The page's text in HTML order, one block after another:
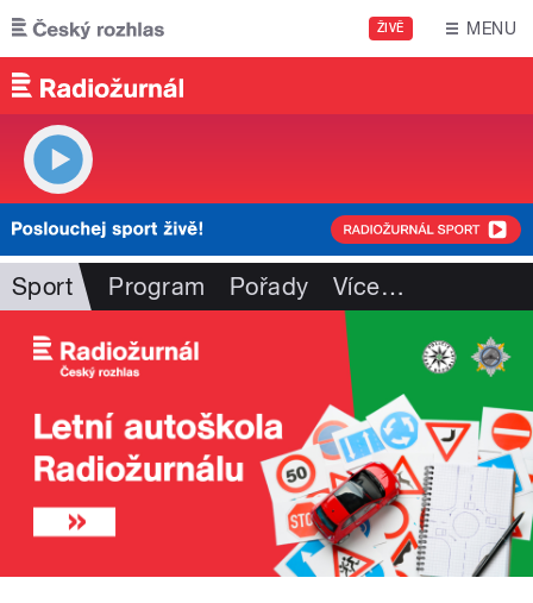
Přejít k hlavnímu obsahu
ŽIVĚ MENU
Sport Program Pořady Více…